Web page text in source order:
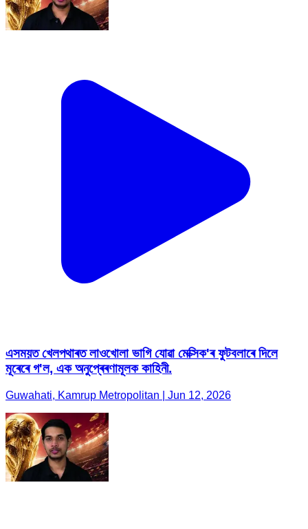
এসময়ত খেলপথাৰত লাওখোলা ভাগি যোৱা মেক্সিক'ৰ ফুটবলাৰে দিলে
মূৰেৰে গ'ল, এক অনুপ্ৰেৰণামূলক কাহিনী.
Guwahati, Kamrup Metropolitan | Jun 12, 2026